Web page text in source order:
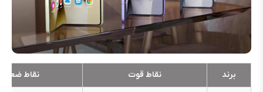
برند نقاط قوت نقاط ضعف